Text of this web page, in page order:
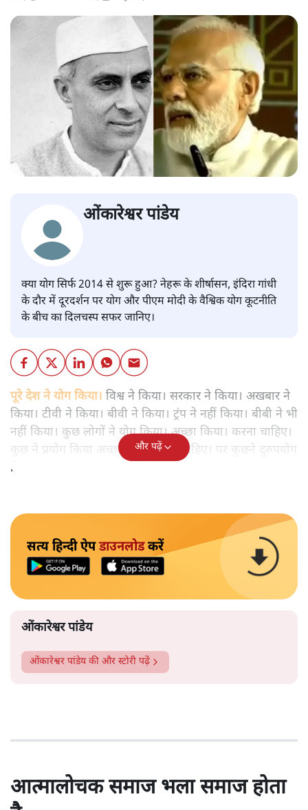
ओंकारेश्वर पांडेय
क्या योग सिर्फ 2014 से शुरू हुआ? नेहरू के शीर्षासन, इंदिरा गांधी
के दौर में दूरदर्शन पर योग और पीएम मोदी के वैश्विक योग कूटनीति
के बीच का दिलचस्प सफर जानिए।
पूरे देश ने योग किया। विश्व ने किया। सरकार ने किया। अखबार ने
किया। टीवी ने किया। बीवी ने किया। ट्रंप ने नहीं किया। बीबी ने भी
नहीं किया। कुछ लोगों ने योग किया। अच्छा किया। करना चाहिए।
कुछ ने प्रयोग किया अच्छा किया करना चाहिए। पर कुछने दुरुपयोग
किया। बिल्कुल नहीं करना चाहिए।
और पढ़ें
सत्य हिन्दी ऐपडाउनलोडकरें
ओंकारेश्वर पांडेय
ओंकारेश्वर पांडेयकी और स्टोरी पढ़ें
आत्मालोचक समाज भला समाज होता